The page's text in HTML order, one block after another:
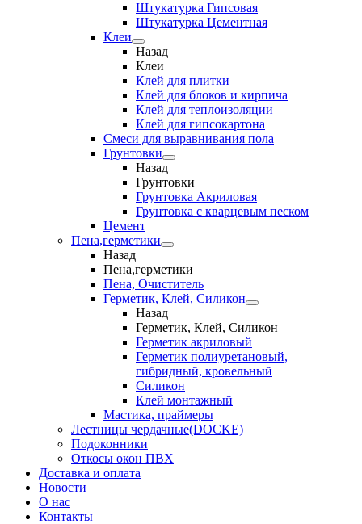
Штукатурка Гипсовая
Штукатурка Цементная
Клеи
Назад
Клеи
Клей для плитки
Клей для блоков и кирпича
Клей для теплоизоляции
Клей для гипсокартона
Смеси для выравнивания пола
Грунтовки
Назад
Грунтовки
Грунтовка Акриловая
Грунтовка с кварцевым песком
Цемент
Пена,герметики
Назад
Пена,герметики
Пена, Очиститель
Герметик, Клей, Силикон
Назад
Герметик, Клей, Силикон
Герметик акриловый
Герметик полиуретановый,
гибридный, кровельный
Силикон
Клей монтажный
Мастика, праймеры
Лестницы чердачные(DOCKE)
Подоконники
Откосы окон ПВХ
Доставка и оплата
Новости
О нас
Контакты